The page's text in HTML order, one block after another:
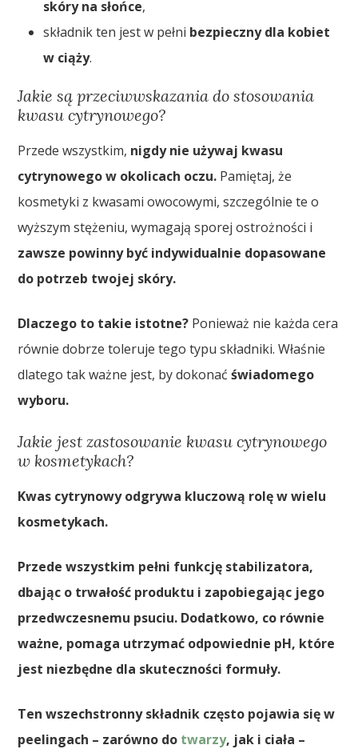
skóry na słońce,
składnik ten jest w pełni bezpieczny dla kobiet
w ciąży.
Jakie są przeciwwskazania do stosowania
kwasu cytrynowego?
Przede wszystkim, nigdy nie używaj kwasu
cytrynowego w okolicach oczu. Pamiętaj, że
kosmetyki z kwasami owocowymi, szczególnie te o
wyższym stężeniu, wymagają sporej ostrożności i
zawsze powinny być indywidualnie dopasowane
do potrzeb twojej skóry.
Dlaczego to takie istotne? Ponieważ nie każda cera
równie dobrze toleruje tego typu składniki. Właśnie
dlatego tak ważne jest, by dokonaćświadomego
wyboru.
Jakie jest zastosowanie kwasu cytrynowego
w kosmetykach?
Kwas cytrynowy odgrywa kluczową rolę w wielu
kosmetykach.
Przede wszystkim pełni funkcję stabilizatora,
dbając o trwałość produktu i zapobiegając jego
przedwczesnemu psuciu. Dodatkowo, co równie
ważne, pomaga utrzymać odpowiednie pH, które
jest niezbędne dla skuteczności formuły.
Ten wszechstronny składnik często pojawia się w
peelingach – zarówno do twarzy, jak i ciała –